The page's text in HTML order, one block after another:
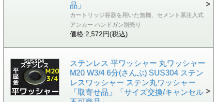
品」
カートリッジ容器を用いた無機、セメント系注入式
アンカー ハンドガン別売り
価格:2,572円(税込)
ステンレス 平ワッシャー 丸ワッシャー
M20 W3/4 6分(さんぶ) SUS304 ステン
レスワッシャー ステン丸ワッシャー
「取寄せ品」「サイズ交換/キャンセル